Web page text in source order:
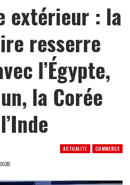
extérieur : la
resserre
l’Égypte,
la Corée
ACTUALITE COMMERCE